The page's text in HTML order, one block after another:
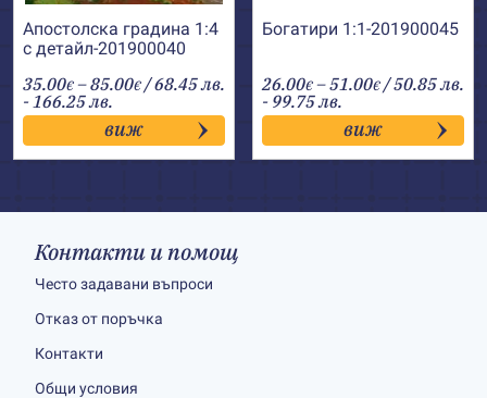
Апостолска градина 1:4
с детайл-201900040
35.00€ –85.00€Price
range:
35.00€
through
85.00€
/ 68.45 лв.
- 166.25 лв.
виж
Богатири 1:1-201900045
26.00€ –51.00€Price
range:
26.00€
through
51.00€
/ 50.85 лв.
- 99.75 лв.
виж
Контакти и помощ
Често задавани въпроси
Отказ от поръчка
Контакти
Общи условия